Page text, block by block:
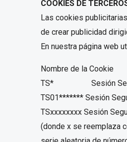
COOKIES DE
Las cookies
de crear publicidad
En nuestra página web
Nombre de la
TS* Sesión
TS01******* Sesión
TSxxxxxxxx Sesión
(donde x se reemplaza